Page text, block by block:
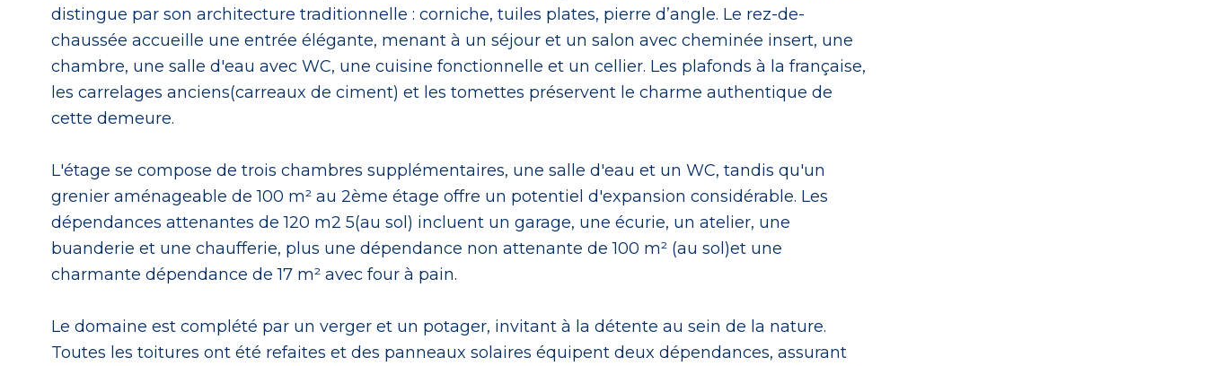
distingue par son architecture traditionnelle : corniche, tuiles plates, pierre d’angle. Le rez-de-
chaussée accueille une entrée élégante, menant à un séjour et un salon avec cheminée insert, une
chambre, une salle d'eau avec WC, une cuisine fonctionnelle et un cellier. Les plafonds à la française,
les carrelages anciens(carreaux de ciment) et les tomettes préservent le charme authentique de
cette demeure.
L'étage se compose de trois chambres supplémentaires, une salle d'eau et un WC, tandis qu'un
grenier aménageable de 100 m² au 2ème étage offre un potentiel d'expansion considérable. Les
dépendances attenantes de 120 m2 5(au sol) incluent un garage, une écurie, un atelier, une
buanderie et une chaufferie, plus une dépendance non attenante de 100 m² (au sol)et une
charmante dépendance de 17 m² avec four à pain.
Le domaine est complété par un verger et un potager, invitant à la détente au sein de la nature.
Toutes les toitures ont été refaites et des panneaux solaires équipent deux dépendances, assurant